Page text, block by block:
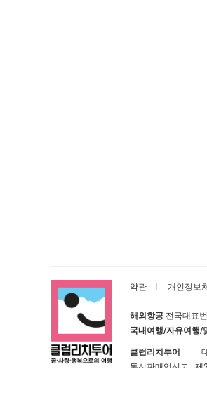
약관 개인정보
해외항공전국대표
국내여행/자유여행/
클럽리치투어
통신판매업신고 : 제